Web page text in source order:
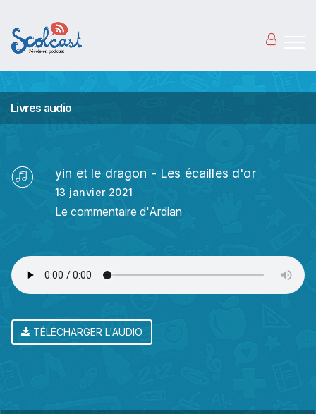
Livres audio
yin et le dragon - Les écailles d'or
13 janvier 2021
Le commentaire d'Ardian
TÉLÉCHARGER L'AUDIO